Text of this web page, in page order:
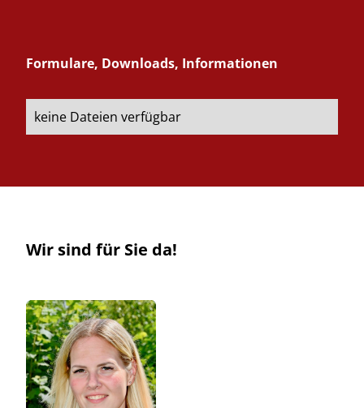
Formulare, Downloads, Informationen
keine Dateien verfügbar
Wir sind für Sie da!